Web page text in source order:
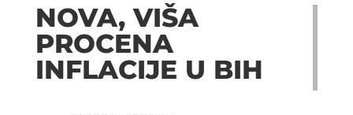
NOVA, VIŠA
PROCENA
INFLACIJE U BIH